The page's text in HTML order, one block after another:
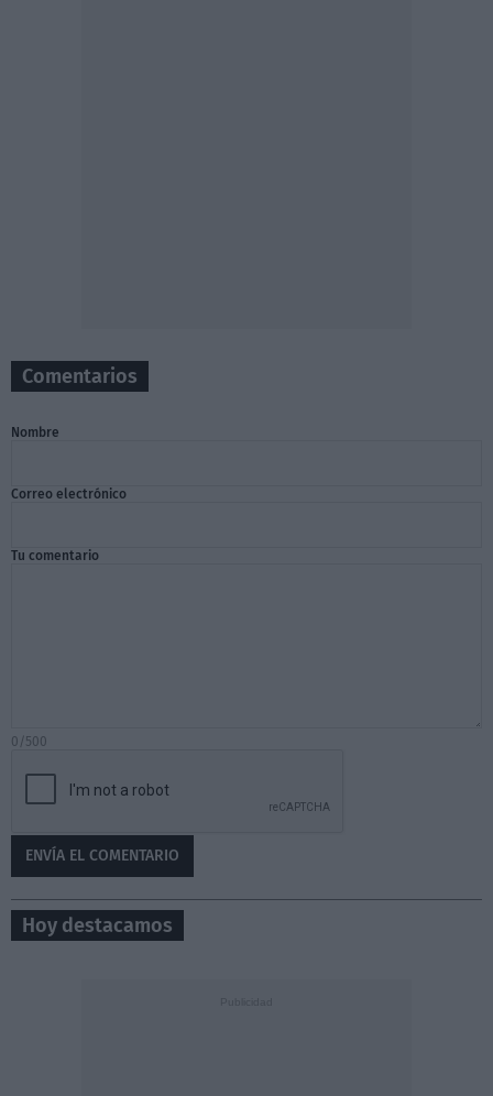
Comentarios
Nombre
Correo electrónico
Tu comentario
0/500
Hoy destacamos